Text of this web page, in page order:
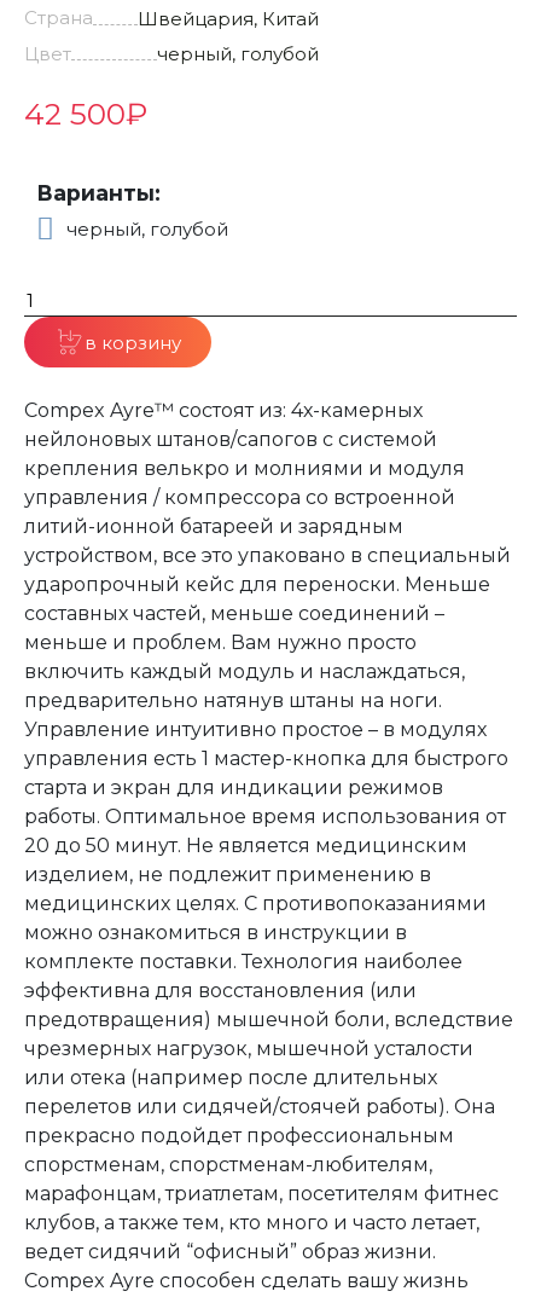
Страна
Швейцария, Китай
Цвет
черный, голубой
42 500₽
Варианты:
черный, голубой
в корзину
Compex Ayre™ состоят из: 4х-камерных
нейлоновых штанов/сапогов с системой
крепления велькро и молниями и модуля
управления / компрессора со встроенной
литий-ионной батареей и зарядным
устройством, все это упаковано в специальный
ударопрочный кейс для переноски. Меньше
составных частей, меньше соединений –
меньше и проблем. Вам нужно просто
включить каждый модуль и наслаждаться,
предварительно натянув штаны на ноги.
Управление интуитивно простое – в модулях
управления есть 1 мастер-кнопка для быстрого
старта и экран для индикации режимов
работы. Оптимальное время использования от
20 до 50 минут. Не является медицинским
изделием, не подлежит применению в
медицинских целях. С противопоказаниями
можно ознакомиться в инструкции в
комплекте поставки. Технология наиболее
эффективна для восстановления (или
предотвращения) мышечной боли, вследствие
чрезмерных нагрузок, мышечной усталости
или отека (например после длительных
перелетов или сидячей/стоячей работы). Она
прекрасно подойдет профессиональным
спорстменам, спорстменам-любителям,
марафонцам, триатлетам, посетителям фитнес
клубов, а также тем, кто много и часто летает,
ведет сидячий “офисный” образ жизни.
Compex Ayre способен сделать вашу жизнь